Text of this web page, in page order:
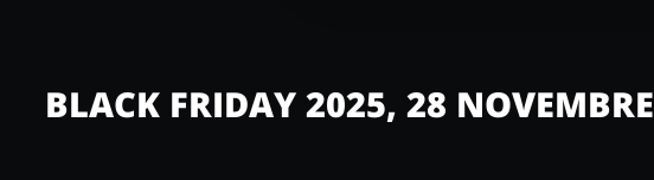
BLACK FRIDAY 2025, 28 NOVEMBRE